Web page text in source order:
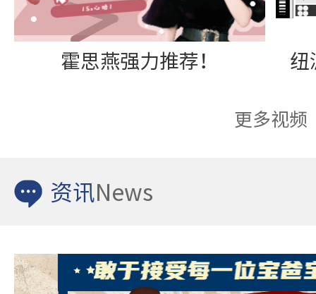
霍思燕强力推荐！
更多视频
资讯 News